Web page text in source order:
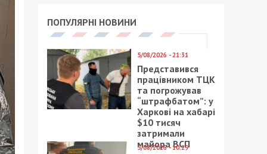
ПОПУЛЯРНІ НОВИНИ
5/08/2026 - 21:31
Представився
працівником ТЦК
та погрожував
“штрафбатом”: у
Харкові на хабарі
$10 тисяч
затримали
майора ВСП
5/08/2026 - 10:29